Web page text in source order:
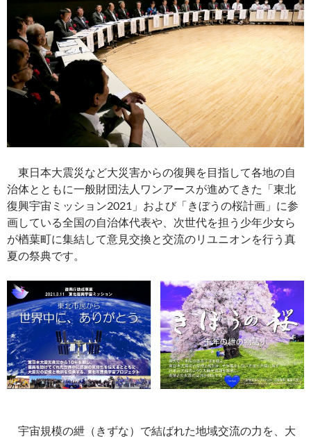
東日本大震災など大災害からの復興を目指して各地の自
治体とともに一般財団法人ワンアースが進めてきた「東北
復興宇宙ミッション2021」および「きぼうの桜計画」に参
画している全国の自治体代表や、次世代を担う少年少女ら
が楢葉町に集結して意見交換と交流のリユニオンを行う真
夏の祭典です。
宇宙規模の紲（きずな）で結ばれた地域交流の力を、大